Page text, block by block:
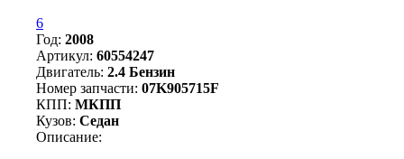
6
Год: 2008
Артикул: 60554247
Двигатель: 2.4 Бензин
Номер запчасти: 07K905715F
КПП: МКПП
Кузов: Седан
Описание: